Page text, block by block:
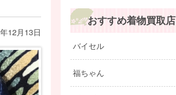
12月13日
おすすめ着物買取店
バイセル
福ちゃん